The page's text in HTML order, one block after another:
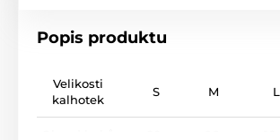
Popis produktu
Velikosti
kalhotek
S M L